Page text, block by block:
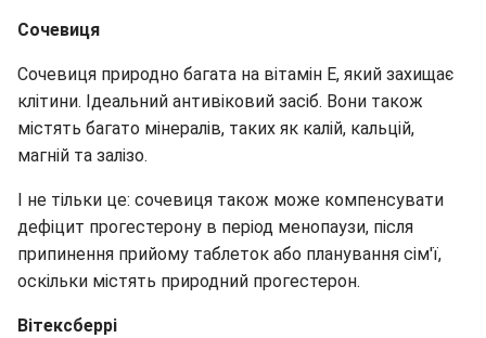
Сочевиця
Сочевиця природно багата на вітамін Е, який захищає
клітини. Ідеальний антивіковий засіб. Вони також
містять багато мінералів, таких як калій, кальцій,
магній та залізо.
І не тільки це: сочевиця також може компенсувати
дефіцит прогестерону в період менопаузи, після
припинення прийому таблеток або планування сім'ї,
оскільки містять природний прогестерон.
Вітексберрі